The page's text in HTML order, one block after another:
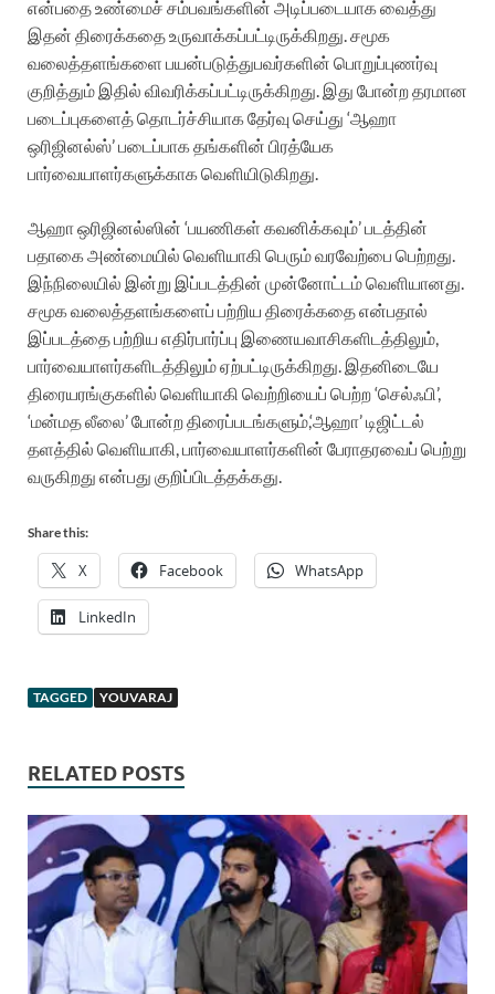
என்பதை உண்மைச் சம்பவங்களின் அடிப்படையாக வைத்து
இதன் திரைக்கதை உருவாக்கப்பட்டிருக்கிறது. சமூக
வலைத்தளங்களை பயன்படுத்துபவர்களின் பொறுப்புணர்வு
குறித்தும் இதில் விவரிக்கப்பட்டிருக்கிறது. இது போன்ற தரமான
படைப்புகளைத் தொடர்ச்சியாக தேர்வு செய்து ‘ஆஹா
ஒரிஜினல்ஸ்’ படைப்பாக தங்களின் பிரத்யேக
பார்வையாளர்களுக்காக வெளியிடுகிறது.
ஆஹா ஒரிஜினல்ஸின் ‘பயணிகள் கவனிக்கவும்’ படத்தின்
பதாகை அண்மையில் வெளியாகி பெரும் வரவேற்பை பெற்றது.
இந்நிலையில் இன்று இப்படத்தின் முன்னோட்டம் வெளியானது.
சமூக வலைத்தளங்களைப் பற்றிய திரைக்கதை என்பதால்
இப்படத்தை பற்றிய எதிர்பார்ப்பு இணையவாசிகளிடத்திலும்,
பார்வையாளர்களிடத்திலும் ஏற்பட்டிருக்கிறது. இதனிடையே
திரையரங்குகளில் வெளியாகி வெற்றியைப் பெற்ற ‘செல்ஃபி’,
‘மன்மத லீலை’ போன்ற திரைப்படங்களும்,‘ஆஹா’ டிஜிட்டல்
தளத்தில் வெளியாகி, பார்வையாளர்களின் பேராதரவைப் பெற்று
வருகிறது என்பது குறிப்பிடத்தக்கது.
Share this:
X Facebook WhatsApp
LinkedIn
TAGGED YOUVARAJ
RELATED POSTS